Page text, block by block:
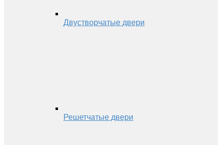
Двустворчатые двери
Решетчатые двери